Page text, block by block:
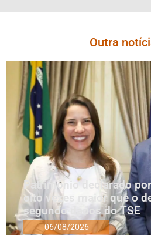
Outra
Patrimônio declarado
oito vezes maior que o
segundo dados do TSE
06/08/2026